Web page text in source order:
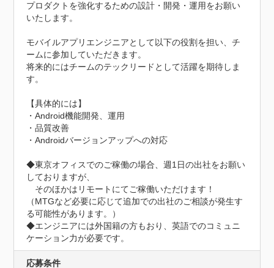
プロダクトを強化するための設計・開発・運用をお願い
いたします。
モバイルアプリエンジニアとして以下の役割を担い、チ
ームに参加していただきます。
将来的にはチームのテックリードとして活躍を期待しま
す。
【具体的には】
・Android機能開発、運用
・品質改善
・Androidバージョンアップへの対応
◆東京オフィスでのご稼働の場合、週1日の出社をお願い
しておりますが、
そのほかはリモートにてご稼働いただけます！
（MTGなど必要に応じて追加での出社のご相談が発生す
る可能性があります。）
◆エンジニアには外国籍の方もおり、英語でのコミュニ
ケーション力が必要です。
応募条件